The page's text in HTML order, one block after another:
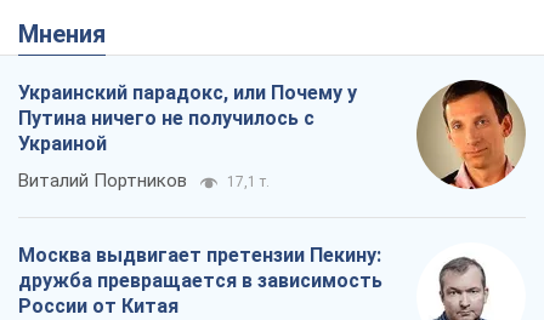
Мнения
Украинский парадокс, или Почему у
Путина ничего не получилось с
Украиной
Виталий Портников 17,1 т.
Москва выдвигает претензии Пекину:
дружба превращается в зависимость
России от Китая